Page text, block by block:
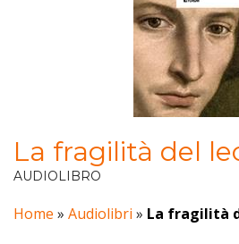
La fragilità del
AUDIOLIBRO
Home » Audiolibri » La fragilità